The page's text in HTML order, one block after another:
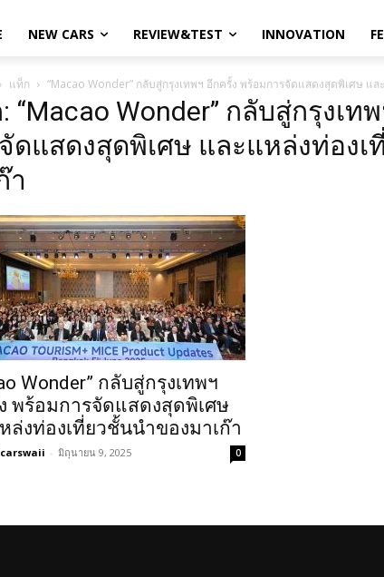
NEW CARS REVIEW&TEST INNOVATION
แท็ก “Macao Wonder” กลับสู่กรุงเทพฯ อีกครั้ง พร้อมการจัดแสดงสุดพิเศษ แ
“Macao Wonder” กลับสู่กรุงเท
ดแสดงสุดพิเศษ และแหล่งท่อง
า
Wonder” กลับสู่กรุงเทพฯ
พร้อมการจัดแสดงสุดพิเศษ
ล่งท่องเที่ยวชั้นนำของมาเก๊า
- มิถุนายน 9, 2025 0